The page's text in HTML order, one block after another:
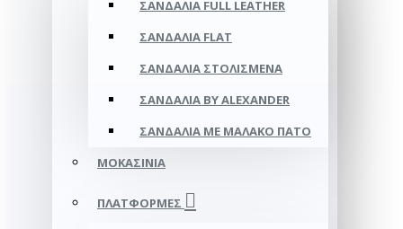
ΣΑΝΔΆΛΙΑ FULL LEATHER
ΣΑΝΔΆΛΙΑ FLAT
ΣΑΝΔΆΛΙΑ ΣΤΟΛΙΣΜΈΝΑ
ΣΑΝΔΆΛΙΑ BY ALEXANDER
ΣΑΝΔΆΛΙΑ ΜΕ ΜΑΛΑΚΌ ΠΆΤΟ
ΜΟΚΑΣΊΝΙΑ
ΠΛΑΤΦΌΡΜΕΣ